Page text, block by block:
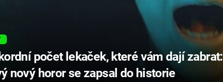
počet lekaček, které vám dají zabrat:
nový horor se zapsal do historie